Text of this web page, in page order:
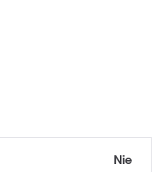
Nie